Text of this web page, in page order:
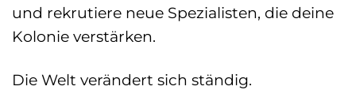
und rekrutiere neue Spezialisten, die deine
Kolonie verstärken.
Die Welt verändert sich ständig.